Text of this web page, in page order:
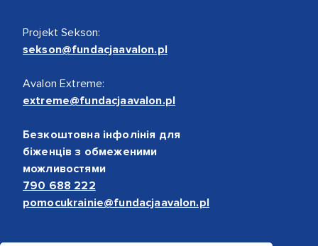
Projekt Sekson:
sekson@fundacjaavalon.pl
Avalon Extreme:
extreme@fundacjaavalon.pl
Безкоштовна інфолінія для
біженців з обмеженими
можливостями
790 688 222
pomocukrainie@fundacjaavalon.pl